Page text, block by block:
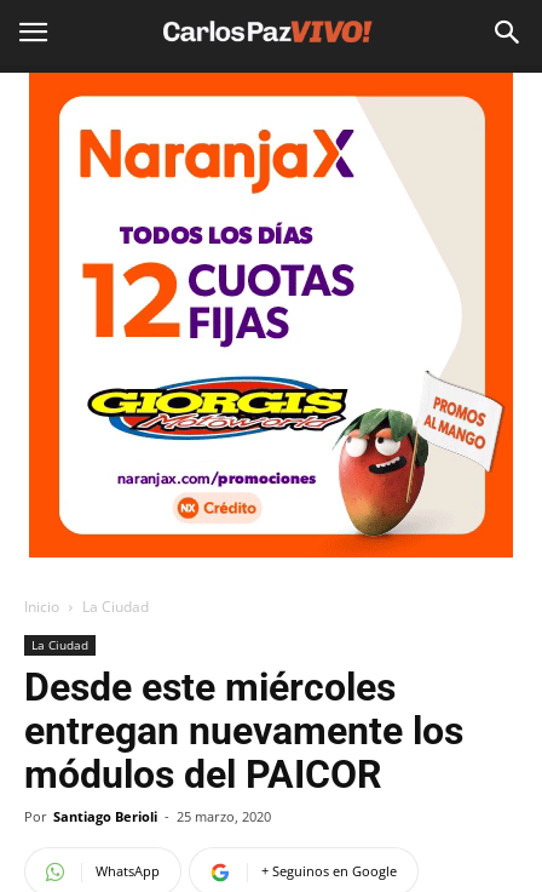
Inicio La Ciudad
La Ciudad
Desde este miércoles
entregan nuevamente los
módulos del PAICOR
Por Santiago Berioli - 25 marzo, 2020
WhatsApp + Seguinos en Google